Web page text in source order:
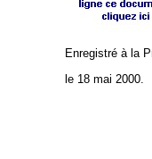
Enregistré à la
le 18 mai 2000.